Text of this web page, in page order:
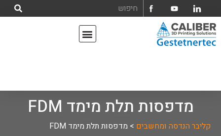
מדפסות תלת מימד FDM
קליבר הנדסה ומחשבים > מדפסות תלת מימד FDM